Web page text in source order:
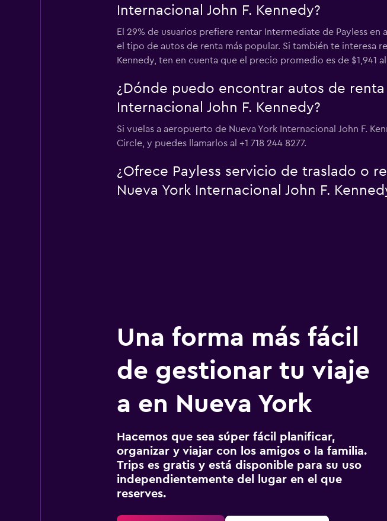
Internacional John F. Kennedy?
El 29% de usuarios prefiere rentar Intermediate de Payless
el tipo de autos de renta más popular. Si también te interesa
Kennedy, ten en cuenta que el precio promedio es de $1,941
¿Dónde puedo encontrar autos de
Internacional John F. Kennedy?
Si vuelas a aeropuerto de Nueva York Internacional John F.
Circle, y puedes llamarlos al +1 718 244 8277.
¿Ofrece Payless servicio de traslado o
Nueva York Internacional John F.
Una forma más fácil
de gestionar tu viaje
a en Nueva York
Hacemos que sea súper fácil planificar,
organizar y viajar con los amigos o la familia.
Trips es gratis y está disponible para su uso
independientemente del lugar en el que
reserves.